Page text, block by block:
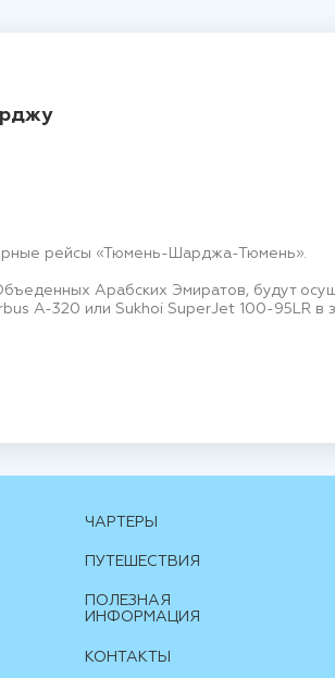
рейсы «Тюмень-Шарджа-Тюмень».
Арабских Эмиратов, будут
A-320 или Sukhoi SuperJet 100-95LR в
ЧАРТЕРЫ
ПУТЕШЕСТВИЯ
ПОЛЕЗНАЯ
ИНФОРМАЦИЯ
КОНТАКТЫ